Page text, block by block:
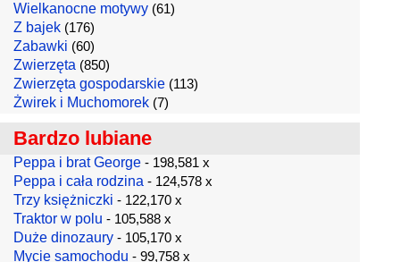
Wielkanocne motywy (61)
Z bajek (176)
Zabawki (60)
Zwierzęta (850)
Zwierzęta gospodarskie (113)
Żwirek i Muchomorek (7)
Bardzo lubiane
Peppa i brat George - 198,581 x
Peppa i cała rodzina - 124,578 x
Trzy księżniczki - 122,170 x
Traktor w polu - 105,588 x
Duże dinozaury - 105,170 x
Mycie samochodu - 99,758 x